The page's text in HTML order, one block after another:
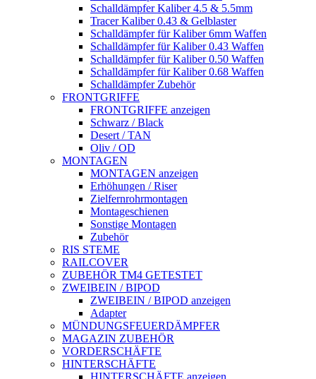
Schalldämpfer Kaliber 4.5 & 5.5mm
Tracer Kaliber 0.43 & Gelblaster
Schalldämpfer für Kaliber 6mm Waffen
Schalldämpfer für Kaliber 0.43 Waffen
Schalldämpfer für Kaliber 0.50 Waffen
Schalldämpfer für Kaliber 0.68 Waffen
Schalldämpfer Zubehör
FRONTGRIFFE
FRONTGRIFFE anzeigen
Schwarz / Black
Desert / TAN
Oliv / OD
MONTAGEN
MONTAGEN anzeigen
Erhöhungen / Riser
Zielfernrohrmontagen
Montageschienen
Sonstige Montagen
Zubehör
RIS STEME
RAILCOVER
ZUBEHÖR TM4 GETESTET
ZWEIBEIN / BIPOD
ZWEIBEIN / BIPOD anzeigen
Adapter
MÜNDUNGSFEUERDÄMPFER
MAGAZIN ZUBEHÖR
VORDERSCHÄFTE
HINTERSCHÄFTE
HINTERSCHÄFTE anzeigen